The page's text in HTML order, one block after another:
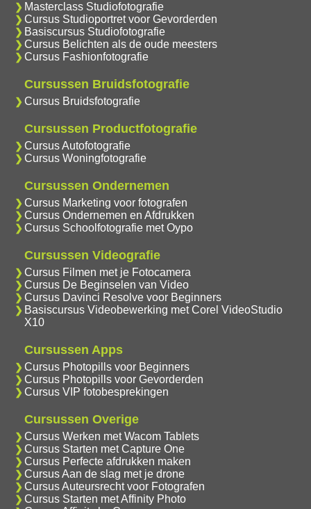
Masterclass Studiofotografie
Cursus Studioportret voor Gevorderden
Basiscursus Studiofotografie
Cursus Belichten als de oude meesters
Cursus Fashionfotografie
Cursussen Bruidsfotografie
Cursus Bruidsfotografie
Cursussen Productfotografie
Cursus Autofotografie
Cursus Woningfotografie
Cursussen Ondernemen
Cursus Marketing voor fotografen
Cursus Ondernemen en Afdrukken
Cursus Schoolfotografie met Oypo
Cursussen Videografie
Cursus Filmen met je Fotocamera
Cursus De Beginselen van Video
Cursus Davinci Resolve voor Beginners
Basiscursus Videobewerking met Corel VideoStudio
X10
Cursussen Apps
Cursus Photopills voor Beginners
Cursus Photopills voor Gevorderden
Cursus VIP fotobesprekingen
Cursussen Overige
Cursus Werken met Wacom Tablets
Cursus Starten met Capture One
Cursus Perfecte afdrukken maken
Cursus Aan de slag met je drone
Cursus Auteursrecht voor Fotografen
Cursus Starten met Affinity Photo